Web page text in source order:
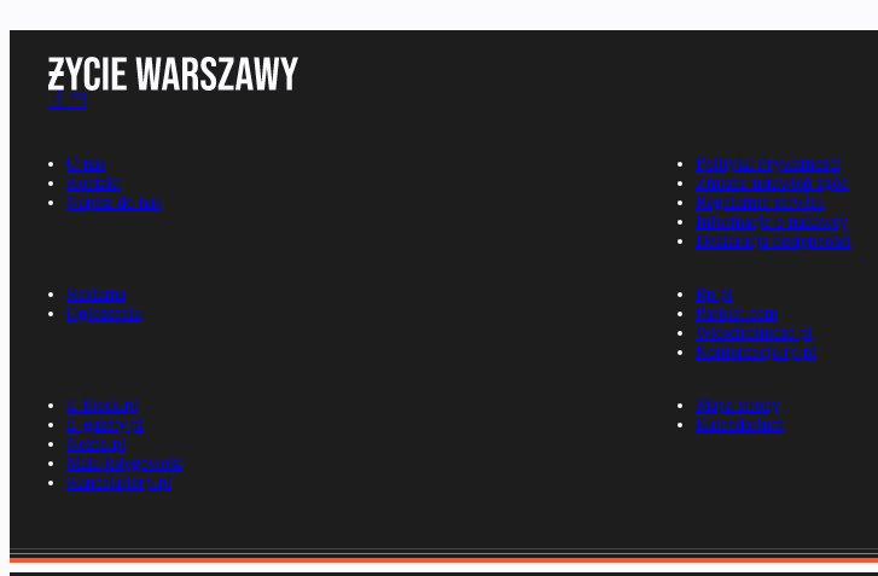
O nas
Kontakt
Napisz do nas
Polityka Prywatności
Zmiana ustawień zgód
Regulamin serwisu
Informacje o nadawcy
Deklaracja dostępności
Reklama
Ogłoszenia
Rp.pl
Parkiet.com
Wiescirolnicze.pl
Konferencje.rp.pl
E-kiosk.pl
E-gazety.pl
Nexto.pl
Mała księgowość
Kancelarierp.pl
Mapa strony
Kalendarium